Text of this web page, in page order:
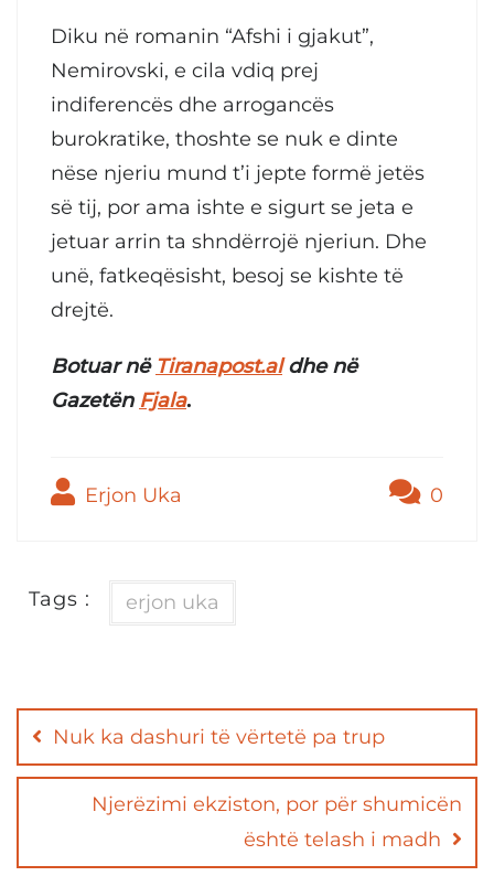
Diku në romanin “Afshi i gjakut”,
Nemirovski, e cila vdiq prej
indiferencës dhe arrogancës
burokratike, thoshte se nuk e dinte
nëse njeriu mund t’i jepte formë jetës
së tij, por ama ishte e sigurt se jeta e
jetuar arrin ta shndërrojë njeriun. Dhe
unë, fatkeqësisht, besoj se kishte të
drejtë.
Botuar në Tiranapost.al dhe në
Gazetën Fjala.
Erjon Uka 0
Tags : erjon uka
navigation
Nuk ka dashuri të vërtetë pa trup
Njerëzimi ekziston, por për shumicën
është telash i madh